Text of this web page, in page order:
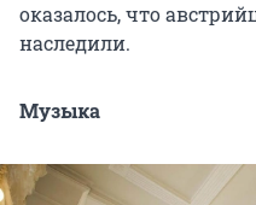
оказалось, что
наследили.
Музыка